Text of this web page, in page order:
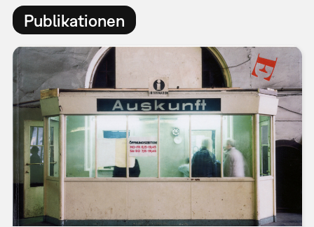
Publikationen